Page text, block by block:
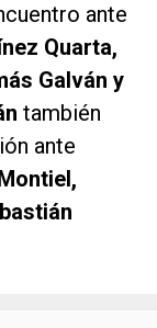
ante
Quarta,
Galván y
también
ante